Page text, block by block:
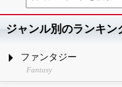
ジャンル別のランキン
ファンタジー
Fantasy